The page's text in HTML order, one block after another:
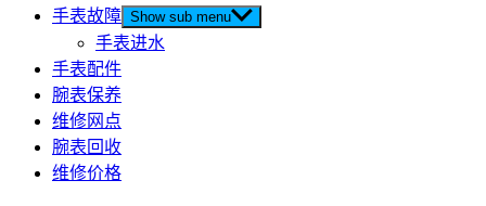
手表故障 Show sub menu
手表进水
手表配件
腕表保养
维修网点
腕表回收
维修价格